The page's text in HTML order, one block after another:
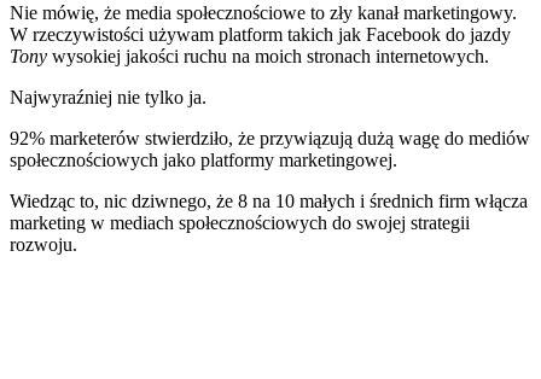
Nie mówię, że media społecznościowe to zły kanał marketingowy.
W rzeczywistości używam platform takich jak Facebook do jazdy
Tony wysokiej jakości ruchu na moich stronach internetowych.
Najwyraźniej nie tylko ja.
92% marketerów stwierdziło, że przywiązują dużą wagę do mediów
społecznościowych jako platformy marketingowej.
Wiedząc to, nic dziwnego, że 8 na 10 małych i średnich firm włącza
marketing w mediach społecznościowych do swojej strategii
rozwoju.